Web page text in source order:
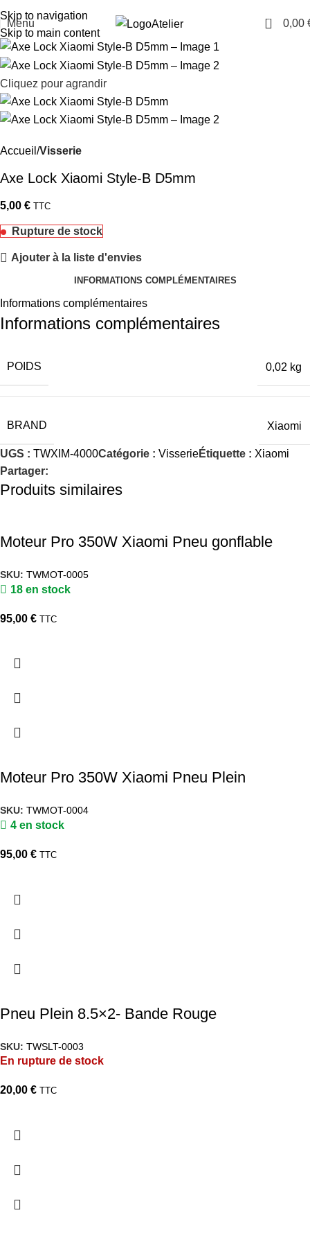
Skip to navigation
Skip to main content
Menu Atelier 0 0,00
Cliquez pour agrandir
Accueil Visserie
Axe Lock Xiaomi Style-B D5mm
5,00 € TTC
Rupture de stock
Ajouter à la liste d'envies
INFORMATIONS COMPLÉMENTAIRES
Informations complémentaires
Informations complémentaires
POIDS 0,02 kg
BRAND Xiaomi
UGS : TWXIM-4000Catégorie : VisserieÉtiquette : Xiaomi
Partager:
Produits similaires
Moteur Pro 350W Xiaomi Pneu gonflable
SKU: TWMOT-0005
18 en stock
95,00 € TTC
Moteur Pro 350W Xiaomi Pneu Plein
SKU: TWMOT-0004
4 en stock
95,00 € TTC
Pneu Plein 8.5×2- Bande Rouge
SKU: TWSLT-0003
En rupture de stock
20,00 € TTC